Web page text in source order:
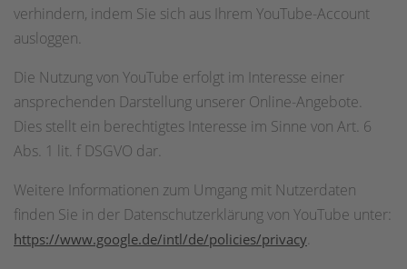
verhindern, indem Sie sich aus Ihrem YouTube-Account
ausloggen.
Die Nutzung von YouTube erfolgt im Interesse einer
ansprechenden Darstellung unserer Online-Angebote.
Dies stellt ein berechtigtes Interesse im Sinne von Art. 6
Abs. 1 lit. f DSGVO dar.
Weitere Informationen zum Umgang mit Nutzerdaten
finden Sie in der Datenschutzerklärung von YouTube unter:
https://www.google.de/intl/de/policies/privacy.